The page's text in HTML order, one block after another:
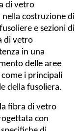
di vetro
nella costruzione di
e sezioni di
di vetro
in una
delle aree
i principali
della fusoliera.
fibra di vetro
con